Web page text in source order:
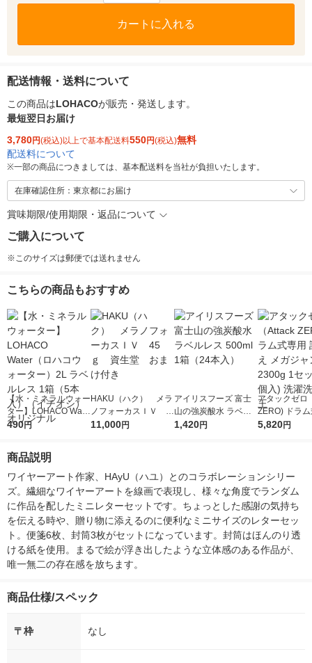
カートに入れる
配送情報・送料について
この商品はLOHACOが販売・発送します。
最短翌日お届け
3,780円(税込)以上で基本配送料550円(税込)無料
配送料について
※一部の商品につきましては、基本配送料を当社が負担いたします。
在庫確認住所：東京都にお届け
賞味期限/使用期限・返品について
ご購入について
※このサイズは郵便では送れません
こちらの商品もおすすめ
【水・ミネラルウォー
ター】LOHACO Wate
r（ロハコウォータ
シ） オリジナル
490円
HAKU（ハク） メラ
ノフォーカスＩＶ 4
5ｇ 資生堂 おまけ
11,000円
アイリスフーズ 富士
山の強炭酸水 ラベル
レス 500ml 1箱（24
1,420円
アタックゼロ
ZERO) ドラ
詰め替え メガ
5,820円
商品説明
ワイヤーアート作家、HAyU（ハユ）とのコラボレーションシリー
ズ。繊細なワイヤーアートを線画で表現し、様々な角度でランダム
に作品を配したミニレターセットです。ちょっとした感謝の気持ち
を伝える時や、贈り物に添えるのに便利なミニサイズのレターセッ
ト。便箋6枚、封筒3枚がセットになっています。封筒はほんのり透
ける紙を使用。まるで絵が浮き出したような立体感のある作品が、
唯一無二の存在感を放ちます。
商品仕様/スペック
〒枠 なし